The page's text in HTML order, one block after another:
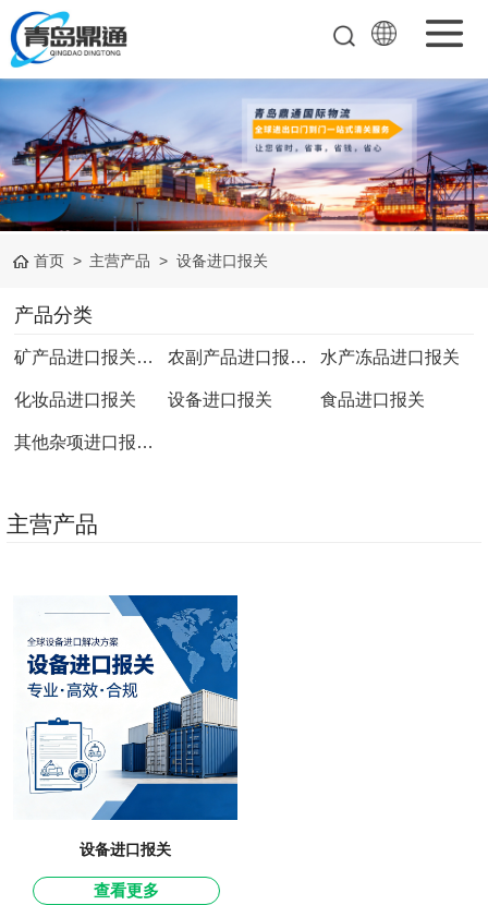
首页 > 主营产品 > 设备进口报关
产品分类
矿产品进口报关清关 农副产品进口报关清关 水产冻品进口报关
化妆品进口报关 设备进口报关 食品进口报关
其他杂项进口报关清关
主营产品
设备进口报关
查看更多
矿产品进口报关
清关
农副产品进口报
关清关
水产冻品进口报
设备进口报关
其他杂项进口报